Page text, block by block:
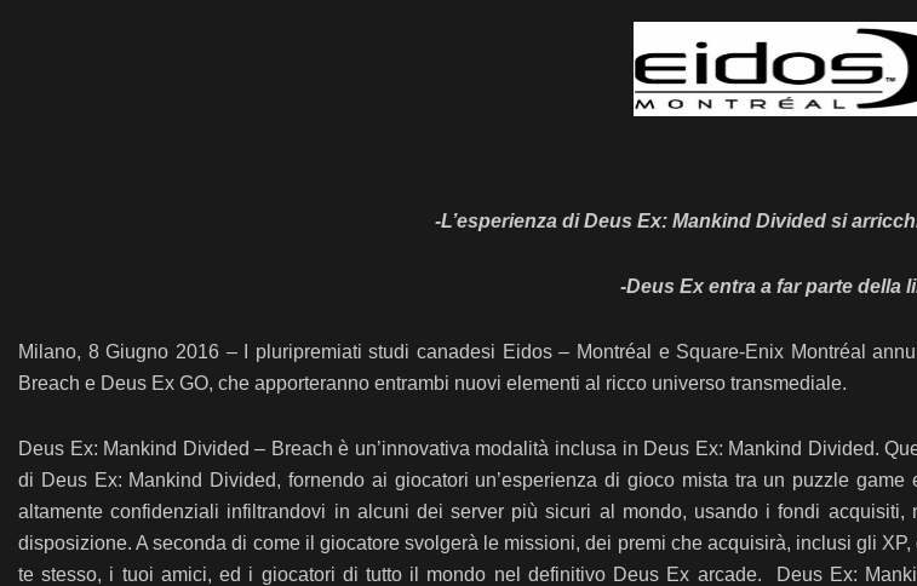
-L’esperienza di Deus Ex: Mankind Divided si
-Deus Ex entra a far parte della
Milano, 8 Giugno 2016 – I pluripremiati studi canadesi Eidos – Montréal e Square-Enix Montréal
Breach e Deus Ex GO, che apporteranno entrambi nuovi elementi al ricco universo transmediale.
Deus Ex: Mankind Divided – Breach è un’innovativa modalità inclusa in Deus Ex: Mankind Divided.
di Deus Ex: Mankind Divided, fornendo ai giocatori un’esperienza di gioco mista tra un puzzle
altamente confidenziali infiltrandovi in alcuni dei server più sicuri al mondo, usando i fondi
disposizione. A seconda di come il giocatore svolgerà le missioni, dei premi che acquisirà, inclusi gli
te stesso, i tuoi amici, ed i giocatori di tutto il mondo nel definitivo Deus Ex arcade. Deus Ex: